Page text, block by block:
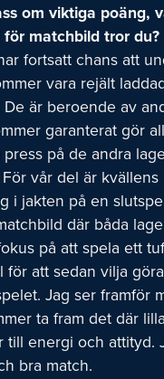
om viktiga poäng,
matchbild tror du?
fortsatt chans att
vara rejält
är beroende av
garanterat gör
på de andra
vår del är kvällens
i jakten på en
där båda
på att spela ett
för att sedan vilja
Jag ser framför
ta fram det där
till energi och attityd.
bra match.